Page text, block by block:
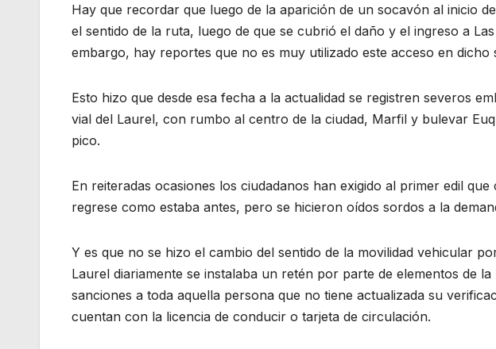
Hay que recordar que luego de la aparición de un socavón al inicio
el sentido de la ruta, luego de que se cubrió el daño y el ingreso a
embargo, hay reportes que no es muy utilizado este acceso en dicho
Esto hizo que desde esa fecha a la actualidad se registren severos
vial del Laurel, con rumbo al centro de la ciudad, Marfil y bulevar
pico.
En reiteradas ocasiones los ciudadanos han exigido al primer edil
regrese como estaba antes, pero se hicieron oídos sordos a la
Y es que no se hizo el cambio del sentido de la movilidad vehicular
Laurel diariamente se instalaba un retén por parte de elementos de
sanciones a toda aquella persona que no tiene actualizada su
cuentan con la licencia de conducir o tarjeta de circulación.